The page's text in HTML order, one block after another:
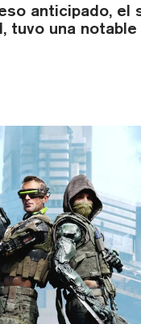
anticipado,
tuvo una